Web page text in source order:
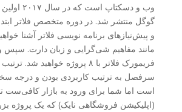
وب و دسکتاپ
گوگل منتشر شد. در دوره متخصص فلاتر
و پیش‌نیازهای برنامه نویسی فلاتر آشنا
مانند مفاهیم شی‌گرایی و زبان دارت. سپس
فریمورک فلاتر با ۸ پروژه خواهید شد.
سرفصل به ترتیب کاربردی بودن و درجه
(اپلیکیشن فروشگاهی نایک) که یک پروژه